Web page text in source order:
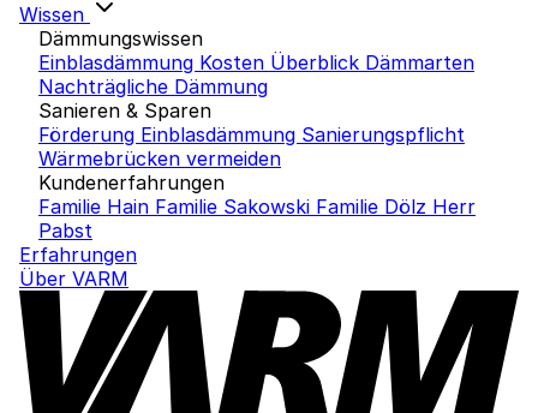
Wissen
Dämmungswissen
Einblasdämmung Kosten Überblick Dämmarten
Nachträgliche Dämmung
Sanieren & Sparen
Förderung Einblasdämmung Sanierungspflicht
Wärmebrücken vermeiden
Kundenerfahrungen
Familie Hain Familie Sakowski Familie Dölz Herr
Pabst
Erfahrungen
Über VARM